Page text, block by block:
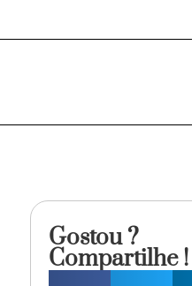
Gostou ?
Compartilhe !